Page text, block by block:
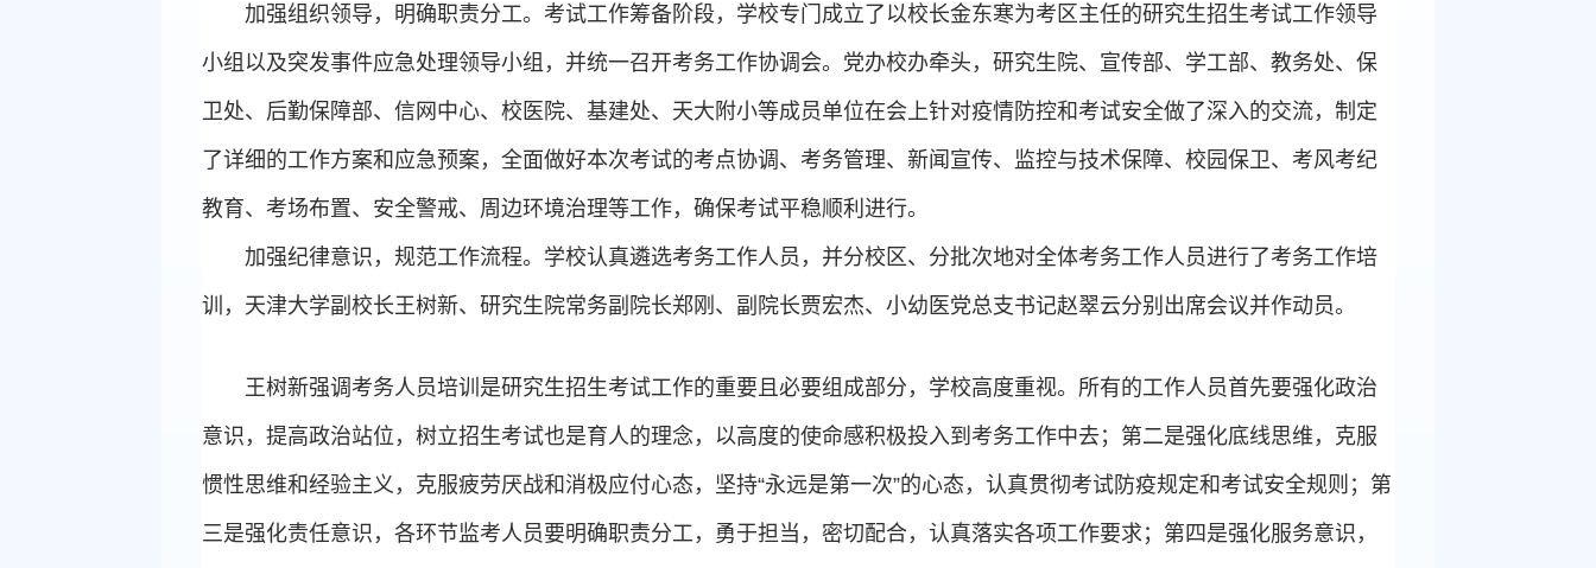
加强组织领导，明确职责分工。考试工作筹备阶段，学校专门成立了以校长金东寒为考区主任的研究生招生考试工作领导
小组以及突发事件应急处理领导小组，并统一召开考务工作协调会。党办校办牵头，研究生院、宣传部、学工部、教务处、保
卫处、后勤保障部、信网中心、校医院、基建处、天大附小等成员单位在会上针对疫情防控和考试安全做了深入的交流，制定
了详细的工作方案和应急预案，全面做好本次考试的考点协调、考务管理、新闻宣传、监控与技术保障、校园保卫、考风考纪
教育、考场布置、安全警戒、周边环境治理等工作，确保考试平稳顺利进行。
加强纪律意识，规范工作流程。学校认真遴选考务工作人员，并分校区、分批次地对全体考务工作人员进行了考务工作培
训，天津大学副校长王树新、研究生院常务副院长郑刚、副院长贾宏杰、小幼医党总支书记赵翠云分别出席会议并作动员。
王树新强调考务人员培训是研究生招生考试工作的重要且必要组成部分，学校高度重视。所有的工作人员首先要强化政治
意识，提高政治站位，树立招生考试也是育人的理念，以高度的使命感积极投入到考务工作中去；第二是强化底线思维，克服
惯性思维和经验主义，克服疲劳厌战和消极应付心态，坚持“永远是第一次”的心态，认真贯彻考试防疫规定和考试安全规则；第
三是强化责任意识，各环节监考人员要明确职责分工，勇于担当，密切配合，认真落实各项工作要求；第四是强化服务意识，